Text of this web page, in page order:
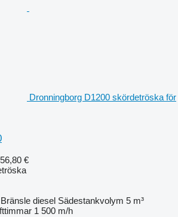
Dronningborg D1200 skördetröska för
€
Bränsle diesel Sädestankvolym 5 m³
1 500 m/h